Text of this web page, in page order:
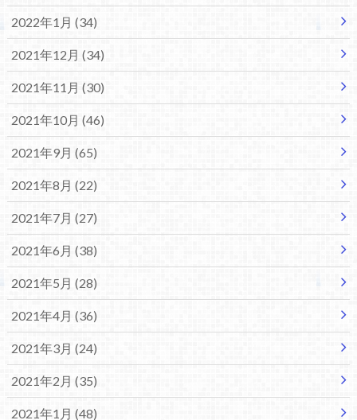
2022年1月 (34)
2021年12月 (34)
2021年11月 (30)
2021年10月 (46)
2021年9月 (65)
2021年8月 (22)
2021年7月 (27)
2021年6月 (38)
2021年5月 (28)
2021年4月 (36)
2021年3月 (24)
2021年2月 (35)
2021年1月 (48)